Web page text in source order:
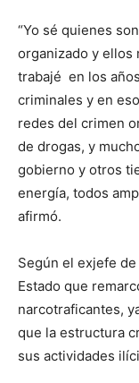
“Yo sé quienes
organizado y ellos
trabajé en los
criminales y en
redes del crimen
de drogas, y
gobierno y otros
energía, todos
afirmó.
Según el exjefe
Estado que
narcotraficantes,
que la estructura
sus actividades